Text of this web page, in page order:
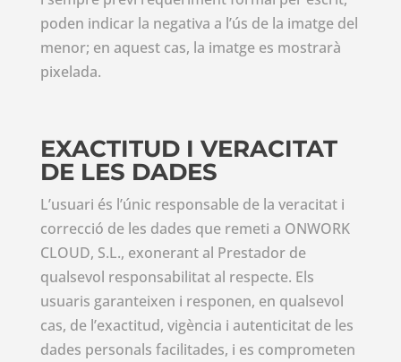
poden indicar la negativa a l’ús de la imatge del
menor; en aquest cas, la imatge es mostrarà
pixelada.
EXACTITUD I VERACITAT
DE LES DADES
L’usuari és l’únic responsable de la veracitat i
correcció de les dades que remeti a ONWORK
CLOUD, S.L., exonerant al Prestador de
qualsevol responsabilitat al respecte. Els
usuaris garanteixen i responen, en qualsevol
cas, de l’exactitud, vigència i autenticitat de les
dades personals facilitades, i es comprometen